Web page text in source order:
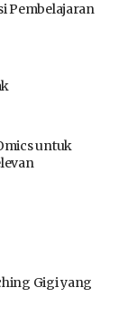
Pembelajaran
untuk
Gigi yang